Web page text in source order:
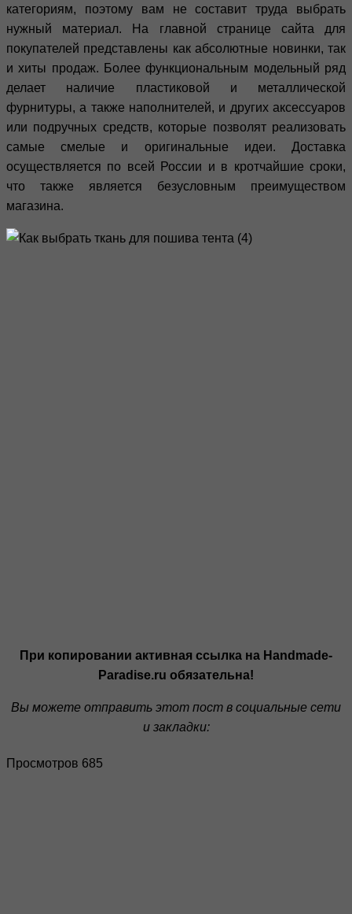
категориям, поэтому вам не составит труда выбрать
нужный материал. На главной странице сайта для
покупателей представлены как абсолютные новинки, так
и хиты продаж. Более функциональным модельный ряд
делает наличие пластиковой и металлической
фурнитуры, а также наполнителей, и других аксессуаров
или подручных средств, которые позволят реализовать
самые смелые и оригинальные идеи. Доставка
осуществляется по всей России и в кротчайшие сроки,
что также является безусловным преимуществом
магазина.
При копировании активная ссылка на Handmade-
Paradise.ru обязательна!
Вы можете отправить этот пост в социальные сети
и закладки:
Просмотров 685